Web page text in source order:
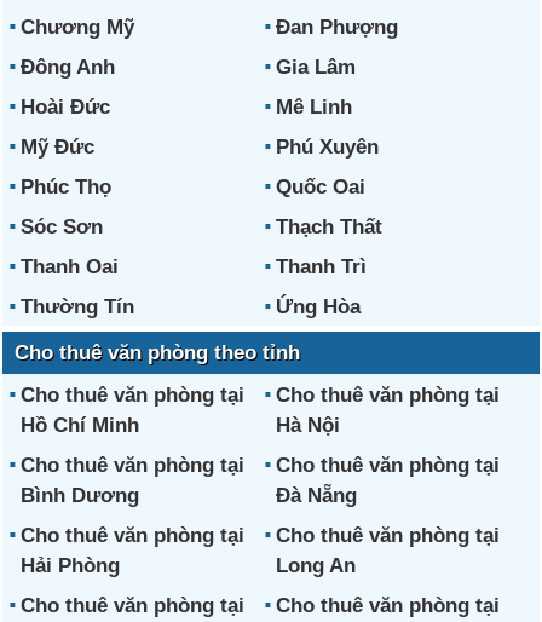
Chương Mỹ
Đan Phượng
Đông Anh
Gia Lâm
Hoài Đức
Mê Linh
Mỹ Đức
Phú Xuyên
Phúc Thọ
Quốc Oai
Sóc Sơn
Thạch Thất
Thanh Oai
Thanh Trì
Thường Tín
Ứng Hòa
Cho thuê văn phòng theo tỉnh
Cho thuê văn phòng tại
Hồ Chí Minh
Cho thuê văn phòng tại
Hà Nội
Cho thuê văn phòng tại
Bình Dương
Cho thuê văn phòng tại
Đà Nẵng
Cho thuê văn phòng tại
Hải Phòng
Cho thuê văn phòng tại
Long An
Cho thuê văn phòng tại
Cho thuê văn phòng tại